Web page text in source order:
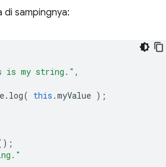
sampingnya:
is my string." ,
. log( this .myValue );